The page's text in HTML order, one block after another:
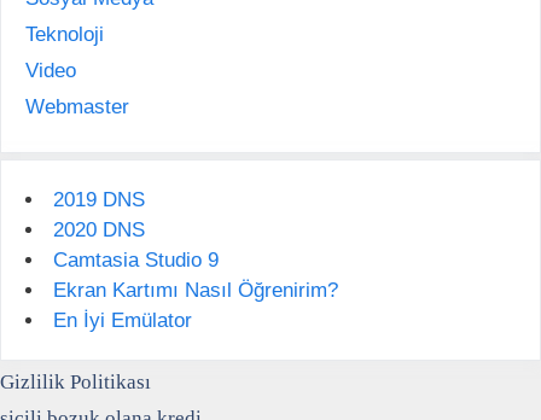
Teknoloji
Video
Webmaster
2019 DNS
2020 DNS
Camtasia Studio 9
Ekran Kartımı Nasıl Öğrenirim?
En İyi Emülator
Gizlilik Politikası